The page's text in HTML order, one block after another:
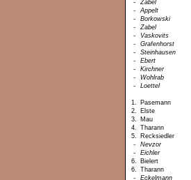
-
Zabel
-
Appelt
-
Borkowski
-
Zabel
-
Vaskovits
-
Grafenhorst
-
Steinhausen
-
Ebert
-
Kirchner
-
Wohlrab
-
Loettel
1. Pasemann
2.
Elste
3.
Mau
4.
Tharann
5.
Recksiedler
-
Nevzor
-
Eichler
6.
Bielert
6.
Tharann
-
Eckelmann